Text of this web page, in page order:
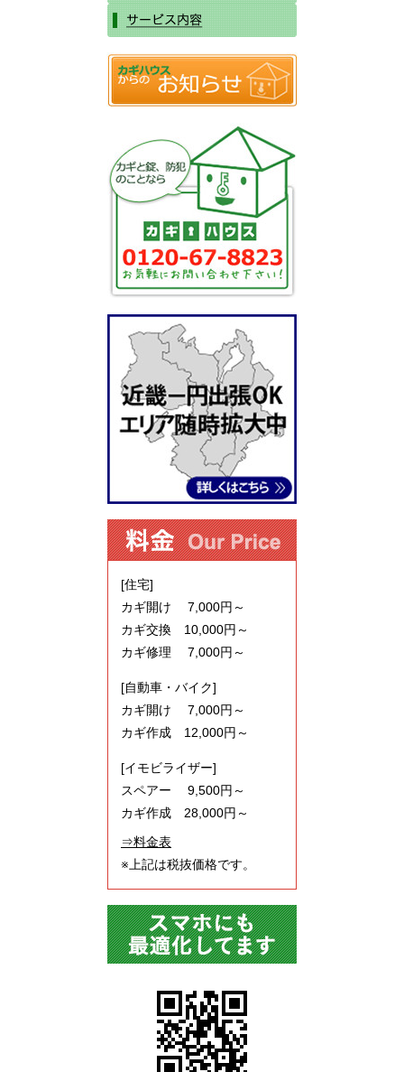
[住宅]
カギ開け 7,000円～
カギ交換 10,000円～
カギ修理 7,000円～
[自動車・バイク]
カギ開け 7,000円～
カギ作成 12,000円～
[イモビライザー]
スペアー 9,500円～
カギ作成 28,000円～
⇒料金表
※上記は税抜価格です。